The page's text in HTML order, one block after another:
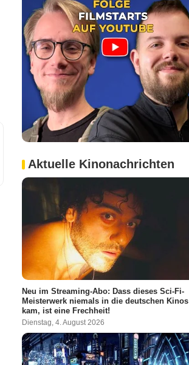
Aktuelle Kinonachrichten
Neu im Streaming-Abo: Dass dieses Sci-Fi-
Meisterwerk niemals in die deutschen Kinos
kam, ist eine Frechheit!
Dienstag, 4. August 2026